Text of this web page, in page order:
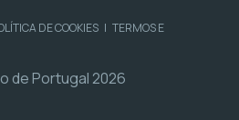
DE COOKIES | TERMOS E
de Portugal 2026